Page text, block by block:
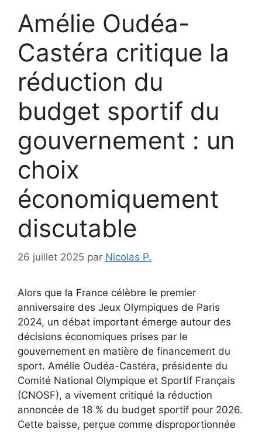
Amélie Oudéa-
Castéra critique la
réduction du
budget sportif du
gouvernement : un
choix
économiquement
discutable
26 juillet 2025 par Nicolas P.
Alors que la France célèbre le premier
anniversaire des Jeux Olympiques de Paris
2024, un débat important émerge autour des
décisions économiques prises par le
gouvernement en matière de financement du
sport. Amélie Oudéa-Castéra, présidente du
Comité National Olympique et Sportif Français
(CNOSF), a vivement critiqué la réduction
annoncée de 18 % du budget sportif pour 2026.
Cette baisse, perçue comme disproportionnée